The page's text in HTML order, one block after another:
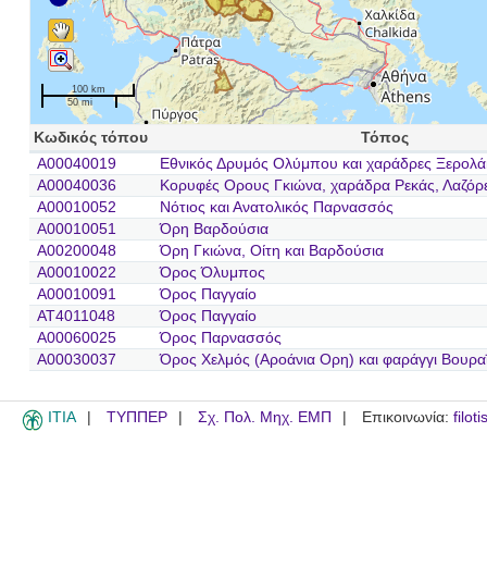
100 km
50 mi
Κωδικός τόπου
Τόπος
A00040019
Εθνικός Δρυμός Ολύμπου και χαράδρες
A00040036
Κορυφές Ορους Γκιώνα, χαράδρα Ρεκάς,
A00010052
Νότιος και Ανατολικός Παρνασσός
A00010051
Όρη Βαρδούσια
A00200048
Όρη Γκιώνα, Οίτη και Βαρδούσια
A00010022
Όρος Όλυμπος
A00010091
Όρος Παγγαίο
AT4011048
Όρος Παγγαίο
A00060025
Όρος Παρνασσός
A00030037
Όρος Χελμός (Αροάνια Ορη) και φαράγγι
ITIA ΤΥΠΠΕΡ Σχ. Πολ. Μηχ. ΕΜΠ Επικοινωνία: